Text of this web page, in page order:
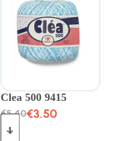
Clea 500 9415
€5.40€3.50